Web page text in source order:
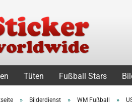
Tüten Fußball Stars
» Bilderdienst » WM Fußball »